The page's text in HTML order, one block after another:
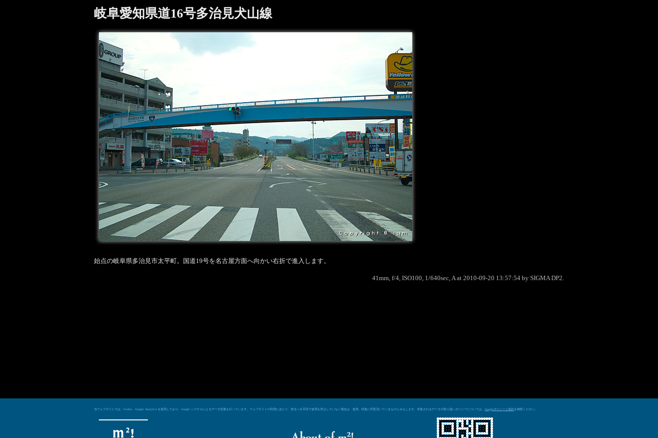
岐阜愛知県道16号多治見犬山線
始点の岐阜県多治見市太平町。国道19号を名古屋方面へ向かい右折で進入します。
41mm, f/4, ISO100, 1/640sec, A at 2010-09-20 13:57:54 by SIGMA DP2.
当ウェブサイトでは、Cookie、Google Analytics を使用しており、Google シグナルによるデータ収集を行っています。ウェブサイトの利用にあたり、然るべき手段で使用を停止していない場合は、使用、収集に同意頂いているものとみなします。収集されるデータの取り扱いポリシーについては、 Googleポリシーと規約を御覧ください。